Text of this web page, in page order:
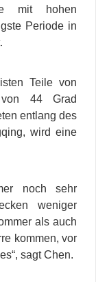
mit hohen
Periode in
Teile von
von 44 Grad
entlang des
wird eine
noch sehr
weniger
als auch
kommen, vor
sagt Chen.